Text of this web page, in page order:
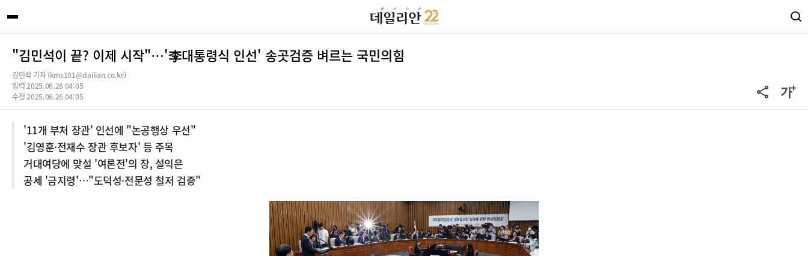
"김민석이 끝? 이제 시작"…'李대통령식 인선' 송곳검증 벼르는 국민의힘
김민석 기자 (kms101@dailian.co.kr)
입력 2025.06.26 04:05
수정 2025.06.26 04:05
'11개 부처 장관' 인선에 "논공행상 우선"
'김영훈·전재수 장관 후보자' 등 주목
거대여당에 맞설 '여론전'의 장, 설익은
공세 '금지령'…"도덕성·전문성 철저 검증"